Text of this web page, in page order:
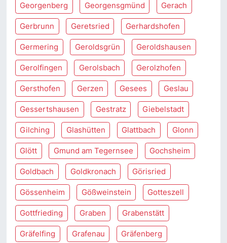
Georgenberg Georgensgmünd Gerach
Gerbrunn Geretsried Gerhardshofen
Germering Geroldsgrün Geroldshausen
Gerolfingen Gerolsbach Gerolzhofen
Gersthofen Gerzen Gesees Geslau
Gessertshausen Gestratz Giebelstadt
Gilching Glashütten Glattbach Glonn
Glött Gmund am Tegernsee Gochsheim
Goldbach Goldkronach Görisried
Gössenheim Gößweinstein Gotteszell
Gottfrieding Graben Grabenstätt
Gräfelfing Grafenau Gräfenberg